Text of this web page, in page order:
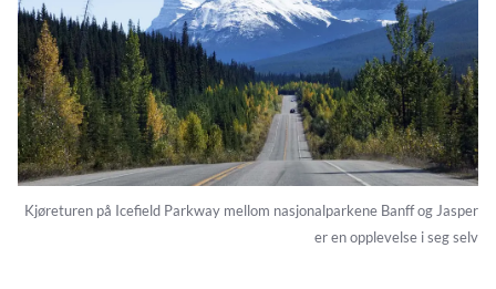
Kjøreturen på Icefield Parkway mellom nasjonalparkene Banff og Jasper
er en opplevelse i seg selv